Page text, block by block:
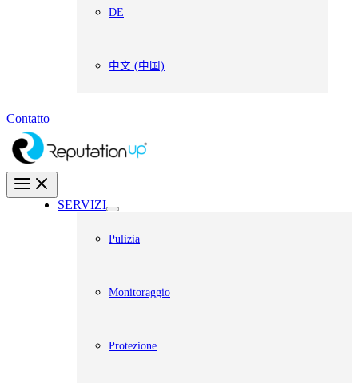
DE
中文 (中国)
Contatto
SERVIZI
Pulizia
Monitoraggio
Protezione